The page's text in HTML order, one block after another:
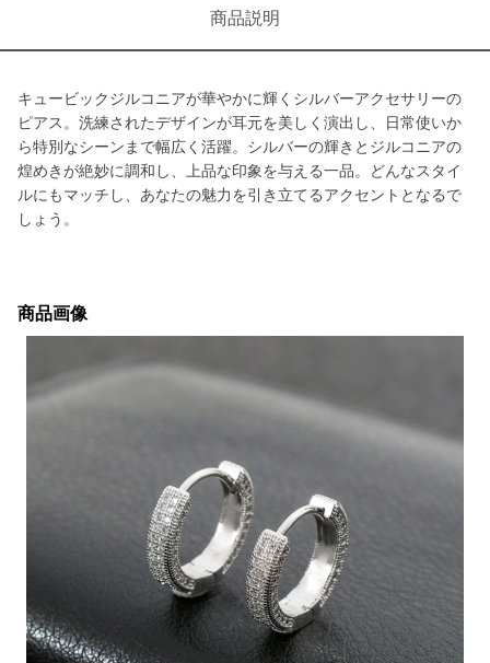
商品説明
キュービックジルコニアが華やかに輝くシルバーアクセサリーの
ピアス。洗練されたデザインが耳元を美しく演出し、日常使いか
ら特別なシーンまで幅広く活躍。シルバーの輝きとジルコニアの
煌めきが絶妙に調和し、上品な印象を与える一品。どんなスタイ
ルにもマッチし、あなたの魅力を引き立てるアクセントとなるで
しょう。
商品画像